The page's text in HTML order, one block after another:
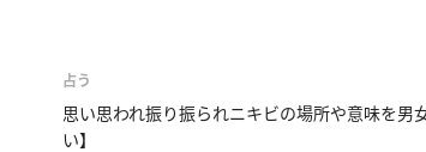
占う
思い思われ振り振られニキビの場所や意味を男
い】